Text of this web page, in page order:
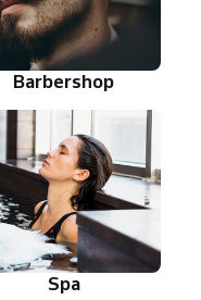
Barbershop
Spa